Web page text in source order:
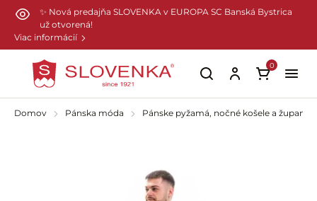
Preskočiť na hlavný obsah
✨ Nová predajňa SLOVENKA v EUROPA SC Banská Bystrica
už otvorená!
Viac informácií
0
Domov Pánska móda Pánske pyžamá, nočné košele a župany